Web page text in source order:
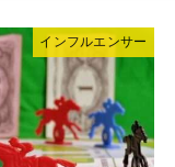
インフルエンサー